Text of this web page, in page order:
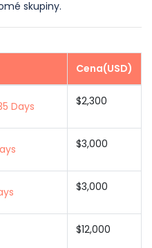
skupiny.
Cena(USD)
Days $2,300
$3,000
$3,000
$12,000